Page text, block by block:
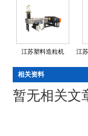
江苏塑料造粒机 江
相关资料
暂无相关文